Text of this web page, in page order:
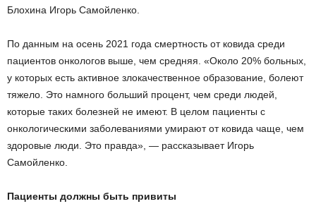
Блохина Игорь Самойленко.
По данным на осень 2021 года смертность от ковида среди
пациентов онкологов выше, чем средняя. «Около 20% больных,
у которых есть активное злокачественное образование, болеют
тяжело. Это намного больший процент, чем среди людей,
которые таких болезней не имеют. В целом пациенты с
онкологическими заболеваниями умирают от ковида чаще, чем
здоровые люди. Это правда», — рассказывает Игорь
Самойленко.
Пациенты должны быть привиты